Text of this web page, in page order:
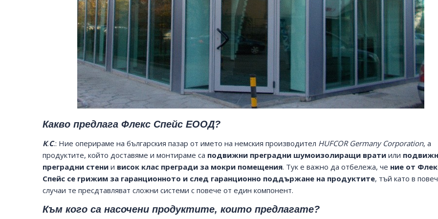
Какво предлага Флекс Спейс ЕООД?
К.С.: Ние оперираме на българския пазар от името на немския производител HUFCOR Germany Corporation, а
продуктите, който доставяме и монтираме са подвижни преградни шумоизолиращи врати или
преградни стени и висок клас прегради за мокри помещения. Тук е важно да отбележа, че ние от
Спейс се грижим за гаранционното и след гаранционно поддържане на продуктите, тъй като в
случаи те пресдтавляват сложни системи с повече от един компонент.
Към кого са насочени продуктите, които предлагате?
Д-р Джурков